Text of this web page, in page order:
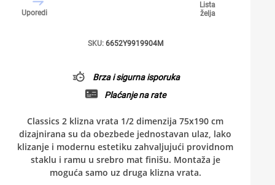
Uporedi
Lista
želja
SKU: 6652Y9919904M
Brza i sigurna isporuka
Plaćanje na rate
Classics 2 klizna vrata 1/2 dimenzija 75x190 cm
dizajnirana su da obezbede jednostavan ulaz, lako
klizanje i modernu estetiku zahvaljujući providnom
staklu i ramu u srebro mat finišu. Montaža je
moguća samo uz druga klizna vrata.